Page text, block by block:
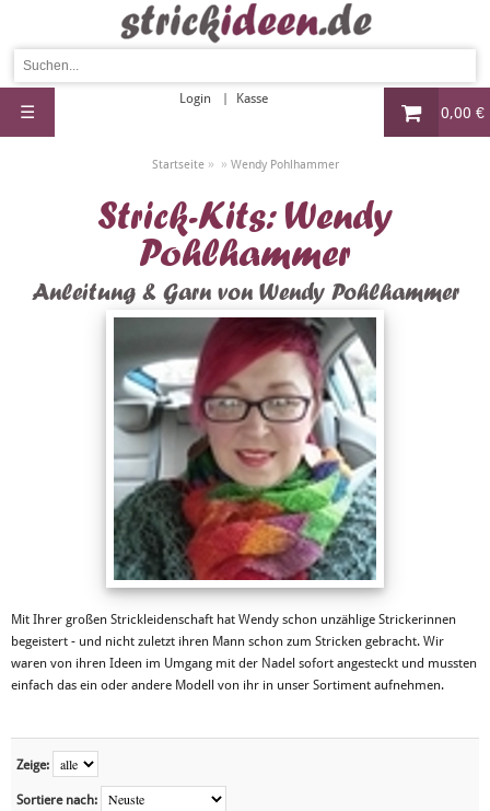
0,00 €
Login Kasse
☰
Startseite» » Wendy Pohlhammer
Strick-Kits: Wendy
Pohlhammer
Anleitung & Garn von Wendy Pohlhammer
Mit Ihrer großen Strickleidenschaft hat Wendy schon unzählige Strickerinnen
begeistert - und nicht zuletzt ihren Mann schon zum Stricken gebracht. Wir
waren von ihren Ideen im Umgang mit der Nadel sofort angesteckt und mussten
einfach das ein oder andere Modell von ihr in unser Sortiment aufnehmen.
Zeige:
Sortiere nach: